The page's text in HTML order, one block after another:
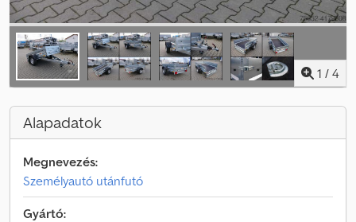
1 / 4
Alapadatok
Megnevezés:
Személyautó utánfutó
Gyártó: